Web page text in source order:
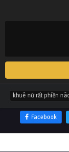
khuê nữ rất phiền
Facebook